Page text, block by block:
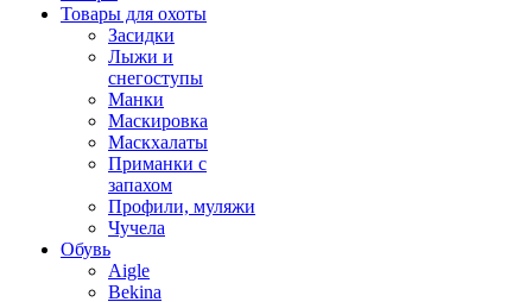
Товары для охоты
Засидки
Лыжи и
снегоступы
Манки
Маскировка
Маскхалаты
Приманки с
запахом
Профили, муляжи
Чучела
Обувь
Aigle
Bekina